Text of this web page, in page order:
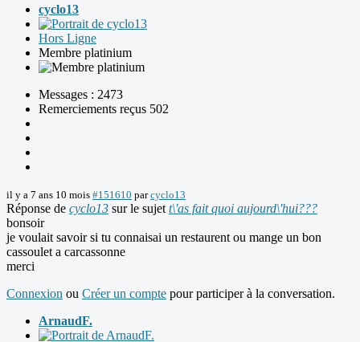
cyclo13
Hors Ligne
Membre platinium
Messages : 2473
Remerciements reçus 502
il y a 7 ans 10 mois #151610 parcyclo13
Réponse de cyclo13 sur le sujet t\'as fait quoi aujourd\'hui???
bonsoir
je voulait savoir si tu connaisai un restaurent ou mange un bon
cassoulet a carcassonne
merci
Connexion ou Créer un compte pour participer à la conversation.
ArnaudF.